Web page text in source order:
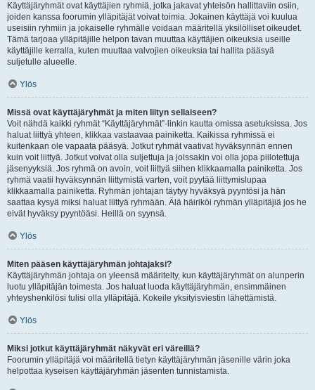
Käyttäjäryhmät ovat käyttäjien ryhmiä, jotka jakavat yhteisön hallittaviin osiin,
joiden kanssa foorumin ylläpitäjät voivat toimia. Jokainen käyttäjä voi kuulua
useisiin ryhmiin ja jokaiselle ryhmälle voidaan määritellä yksilölliset oikeudet.
Tämä tarjoaa ylläpitäjille helpon tavan muuttaa käyttäjien oikeuksia useille
käyttäjille kerralla, kuten muuttaa valvojien oikeuksia tai hallita pääsyä
suljetulle alueelle.
Ylös
Missä ovat käyttäjäryhmät ja miten liityn sellaiseen?
Voit nähdä kaikki ryhmät “Käyttäjäryhmät”-linkin kautta omissa asetuksissa. Jos
haluat liittyä yhteen, klikkaa vastaavaa painiketta. Kaikissa ryhmissä ei
kuitenkaan ole vapaata pääsyä. Jotkut ryhmät vaativat hyväksynnän ennen
kuin voit liittyä. Jotkut voivat olla suljettuja ja joissakin voi olla jopa piilotettuja
jäsenyyksiä. Jos ryhmä on avoin, voit liittyä siihen klikkaamalla painiketta. Jos
ryhmä vaatii hyväksynnän liittymistä varten, voit pyytää liittymislupaa
klikkaamalla painiketta. Ryhmän johtajan täytyy hyväksyä pyyntösi ja hän
saattaa kysyä miksi haluat liittyä ryhmään. Älä häiriköi ryhmän ylläpitäjiä jos he
eivät hyväksy pyyntöäsi. Heillä on syynsä.
Ylös
Miten pääsen käyttäjäryhmän johtajaksi?
Käyttäjäryhmän johtaja on yleensä määritelty, kun käyttäjäryhmät on alunperin
luotu ylläpitäjän toimesta. Jos haluat luoda käyttäjäryhmän, ensimmäinen
yhteyshenkilösi tulisi olla ylläpitäjä. Kokeile yksityisviestin lähettämistä.
Ylös
Miksi jotkut käyttäjäryhmät näkyvät eri väreillä?
Foorumin ylläpitäjä voi määritellä tietyn käyttäjäryhmän jäsenille värin joka
helpottaa kyseisen käyttäjäryhmän jäsenten tunnistamista.